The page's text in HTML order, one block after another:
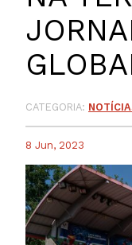
CATEGORIA:
8 Jun, 2023